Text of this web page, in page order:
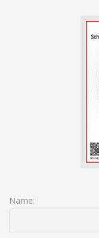
Name: